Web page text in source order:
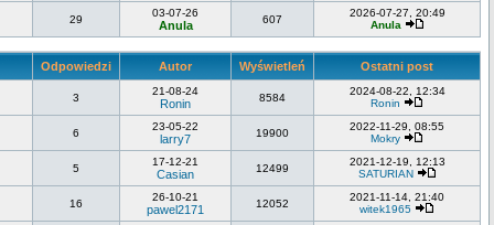
29
03-07-26
Anula 607
2026-07-27, 20:49
Anula
Odpowiedzi Autor Wyświetleń Ostatni post
3
21-08-24
Ronin 8584
2024-08-22, 12:34
Ronin
6
23-05-22
larry7 19900
2022-11-29, 08:55
Mokry
5
17-12-21
Casian 12499
2021-12-19, 12:13
SATURIAN
16
26-10-21
pawel2171 12052
2021-11-14, 21:40
witek1965